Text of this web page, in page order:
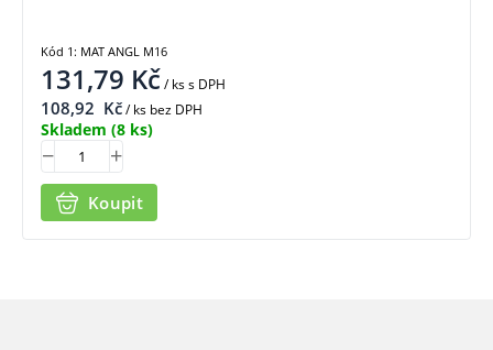
131,79 Kč/ kss DPH
108,92 Kč/ ks bez DPH
Skladem (8 ks)
Koupit
Kód 1: MAT ANGL M16